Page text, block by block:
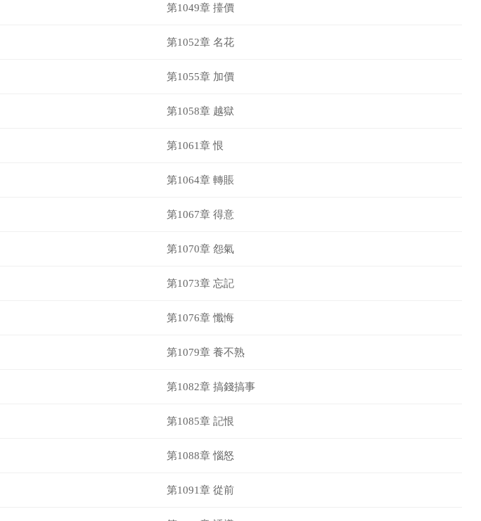
第1049章 擡價
第1052章 名花
第1055章 加價
第1058章 越獄
第1061章 恨
第1064章 轉賬
第1067章 得意
第1070章 怨氣
第1073章 忘記
第1076章 懺悔
第1079章 養不熟
第1082章 搞錢搞事
第1085章 記恨
第1088章 惱怒
第1091章 從前